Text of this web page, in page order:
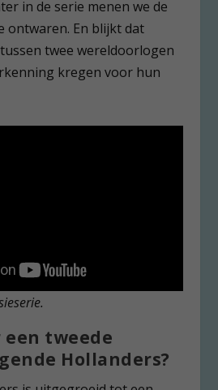
in de serie menen we de
ontwaren. En blijkt dat
twee wereldoorlogen
kregen voor hun
tweede
Hollanders?